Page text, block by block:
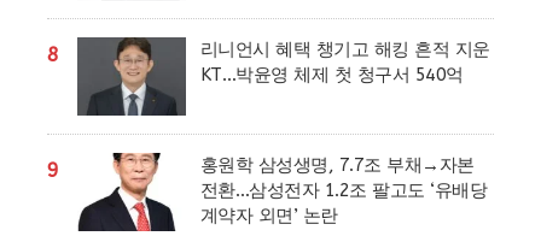
8
리니언시 혜택 챙기고 해킹 흔적 지운
KT…박윤영 체제 첫 청구서 540억
9
홍원학 삼성생명, 7.7조 부채→자본
전환…삼성전자 1.2조 팔고도 ‘유배당
계약자 외면’ 논란